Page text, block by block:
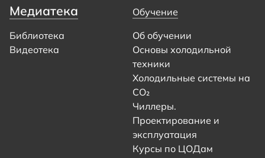
Медиатека
Библиотека
Видеотека
Обучение
Об обучении
Основы холодильной
техники
Холодильные системы на
CO₂
Чиллеры.
Проектирование и
эксплуатация
Курсы по ЦОДам